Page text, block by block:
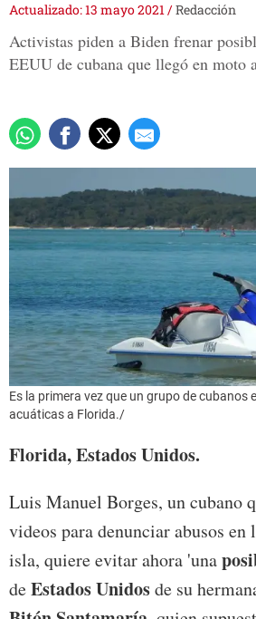
Actualizado: 13 mayo 2021/Redacción
Activistas piden a Biden frenar
EEUU de cubana que llegó en moto
Es la primera vez que un grupo de cubanos
acuáticas a Florida./
Florida, Estados Unidos.
Luis Manuel Borges, un cubano
videos para denunciar abusos en
isla, quiere evitar ahora 'una
deEstados Unidosde su